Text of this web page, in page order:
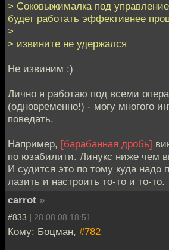
> Соковыжималка под
будет работать эффективнее
>
> извините не удержался
Не извиним :)
Лично я работаю под всеми
(одновременно!) - могу многого
поведать.
Например, [барабанная дробь]
по юзабилити. Линукс ниже чем
И судится это по тому куда надо
лазить и настроить то-то и то-то.
carrot »
#833 | 28.08.08 18:51
Кому: Боцман, #782